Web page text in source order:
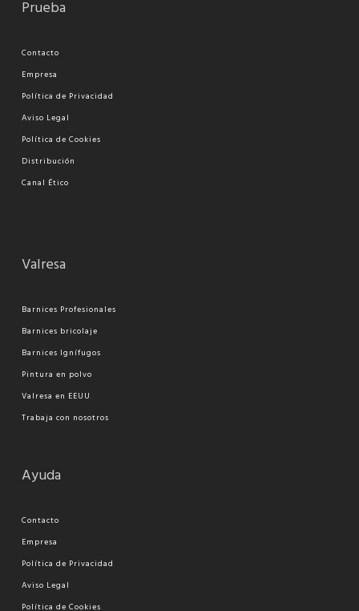
Prueba
Contacto
Empresa
Política de Privacidad
Aviso Legal
Política de Cookies
Distribución
Canal Ético
Valresa
Barnices Profesionales
Barnices bricolaje
Barnices Ignífugos
Pintura en polvo
Valresa en EEUU
Trabaja con nosotros
Ayuda
Contacto
Empresa
Política de Privacidad
Aviso Legal
Política de Cookies